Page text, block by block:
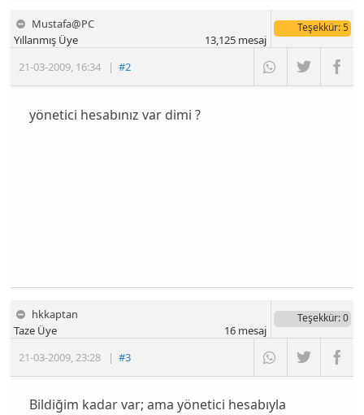
Mustafa@PC
21-03-2009, 16:34 |#2
Yıllanmış Üye
Teşekkür: 5
13,125mesaj
yönetici hesabınız var dimi ?
hkkaptan
21-03-2009,23:28 |#3
Taze Üye
Teşekkür: 0
16mesaj
Bildiğim kadar var; ama yönetici hesabıyla